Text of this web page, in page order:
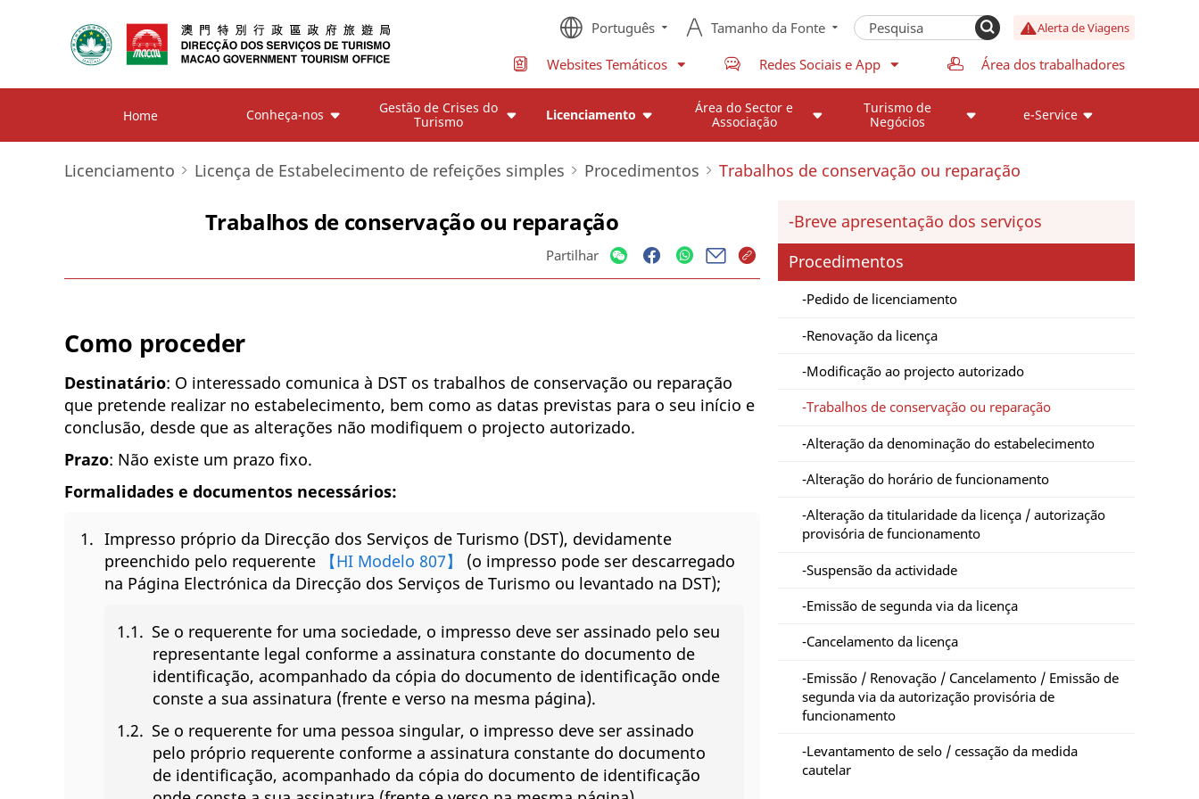
Português Tamanho da Fonte Alerta de Viagens
Websites Temáticos Redes Sociais e App Área dos trabalhadores
Home Conheça-nos
Gestão de Crises do
Turismo
Licenciamento
Área do Sector e
Associação
Turismo de
Negócios
e-Service
Licenciamento Licença de Estabelecimento de refeições simples Procedimentos Trabalhos de conservação ou reparação
Trabalhos de conservação ou reparação
Partilhar
Como proceder
Destinatário: O interessado comunica à DST os trabalhos de conservação ou reparação
que pretende realizar no estabelecimento, bem como as datas previstas para o seu início e
conclusão, desde que as alterações não modifiquem o projecto autorizado.
Prazo: Não existe um prazo fixo.
Formalidades e documentos necessários:
Impresso próprio da Direcção dos Serviços de Turismo (DST), devidamente
preenchido pelo requerente
【HI Modelo 807】
(o impresso pode ser descarregado
na Página Electrónica da Direcção dos Serviços de Turismo ou levantado na DST);
Se o requerente for uma sociedade, o impresso deve ser assinado pelo seu
representante legal conforme a assinatura constante do documento de
identificação, acompanhado da cópia do documento de identificação onde
conste a sua assinatura (frente e verso na mesma página).
Se o requerente for uma pessoa singular, o impresso deve ser assinado
pelo próprio requerente conforme a assinatura constante do documento
de identificação, acompanhado da cópia do documento de identificação
Breve apresentação dos serviços
Procedimentos
Pedido de licenciamento
Renovação da licença
Modificação ao projecto autorizado
Trabalhos de conservação ou reparação
Alteração da denominação do estabelecimento
Alteração do horário de funcionamento
Alteração da titularidade da licença / autorização
provisória de funcionamento
Suspensão da actividade
Emissão de segunda via da licença
Cancelamento da licença
Emissão / Renovação / Cancelamento / Emissão de
segunda via da autorização provisória de
funcionamento
Levantamento de selo / cessação da medida
cautelar